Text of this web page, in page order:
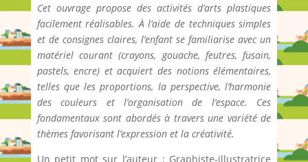
Cet ouvrage propose des activités d’arts plastiques
facilement réalisables. À l’aide de techniques simples
et de consignes claires, l’enfant se familiarise avec un
matériel courant (crayons, gouache, feutres, fusain,
pastels, encre) et acquiert des notions élémentaires,
telles que les proportions, la perspective, l’harmonie
des couleurs et l’organisation de l’espace. Ces
fondamentaux sont abordés à travers une variété de
thèmes favorisant l’expression et la créativité.
Un petit mot sur l’auteur : Graphiste-illustratrice